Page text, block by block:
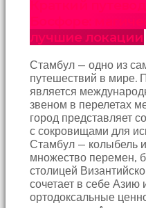
Босфоре:
лучшие локации
Стамбул — одно из
путешествий в мире.
является
звеном в перелетах
город представляет
с сокровищами для
Стамбул — колыбель
множество перемен,
столицей
сочетает в себе Азию
ортодоксальные